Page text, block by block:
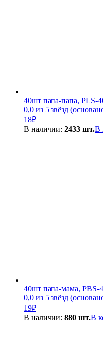
40шт папа-папа, PLS-
0,0 из 5 звёзд
18₽
В наличии: 2433 шт.В
40шт папа-мама, PBS-
0,0 из 5 звёзд
19₽
В наличии: 880 шт.В